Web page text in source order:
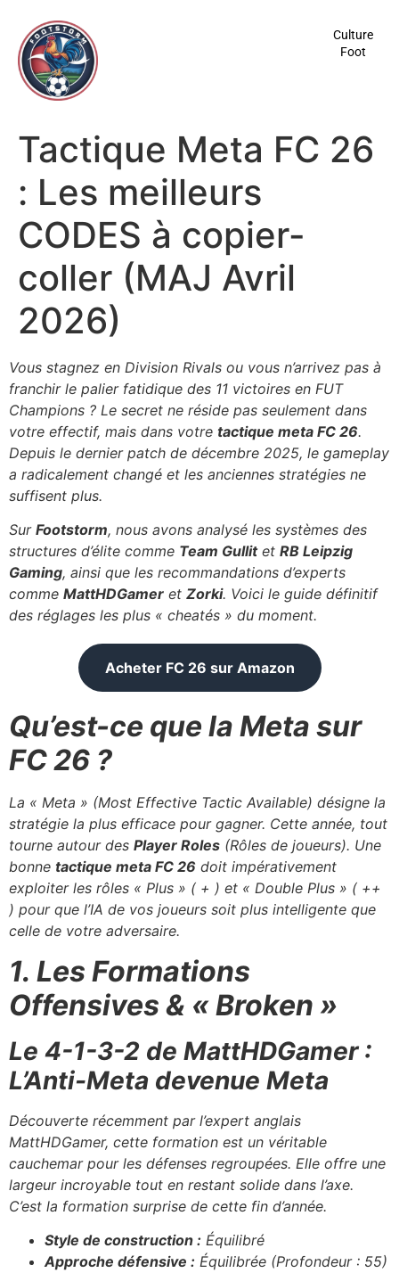
principal
Culture
Foot
Tactique Meta FC 26
: Les meilleurs
CODES à copier-
coller (MAJ Avril
2026)
Vous stagnez en Division Rivals ou vous n’arrivez pas à
franchir le palier fatidique des 11 victoires en FUT
Champions ? Le secret ne réside pas seulement dans
votre effectif, mais dans votre tactique meta FC 26.
Depuis le dernier patch de décembre 2025, le gameplay
a radicalement changé et les anciennes stratégies ne
suffisent plus.
Sur Footstorm, nous avons analysé les systèmes des
structures d’élite comme Team Gullitet RB Leipzig
Gaming, ainsi que les recommandations d’experts
comme MattHDGamer et Zorki. Voici le guide définitif
des réglages les plus « cheatés » du moment.
Acheter FC 26 sur Amazon
Qu’est-ce que la Meta sur
FC 26 ?
La « Meta » (Most Effective Tactic Available) désigne la
stratégie la plus efficace pour gagner. Cette année, tout
tourne autour des Player Roles (Rôles de joueurs). Une
bonne tactique meta FC 26 doit impérativement
exploiter les rôles « Plus » ( + ) et « Double Plus » ( ++
) pour que l’IA de vos joueurs soit plus intelligente que
celle de votre adversaire.
1. Les Formations
Offensives & « Broken »
Le 4-1-3-2 de MattHDGamer :
L’Anti-Meta devenue Meta
Découverte récemment par l’expert anglais
MattHDGamer, cette formation est un véritable
cauchemar pour les défenses regroupées. Elle offre une
largeur incroyable tout en restant solide dans l’axe.
C’est la formation surprise de cette fin d’année.
Style de construction : Équilibré
Approche défensive : Équilibrée (Profondeur : 55)